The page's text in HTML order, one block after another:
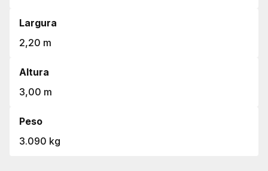
Largura
2,20 m
Altura
3,00 m
Peso
3.090 kg